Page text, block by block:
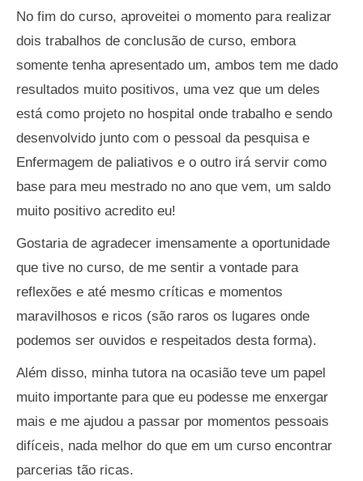
No fim do curso, aproveitei o momento para realizar
dois trabalhos de conclusão de curso, embora
somente tenha apresentado um, ambos tem me dado
resultados muito positivos, uma vez que um deles
está como projeto no hospital onde trabalho e sendo
desenvolvido junto com o pessoal da pesquisa e
Enfermagem de paliativos e o outro irá servir como
base para meu mestrado no ano que vem, um saldo
muito positivo acredito eu!
Gostaria de agradecer imensamente a oportunidade
que tive no curso, de me sentir a vontade para
reflexões e até mesmo críticas e momentos
maravilhosos e ricos (são raros os lugares onde
podemos ser ouvidos e respeitados desta forma).
Além disso, minha tutora na ocasião teve um papel
muito importante para que eu podesse me enxergar
mais e me ajudou a passar por momentos pessoais
difíceis, nada melhor do que em um curso encontrar
parcerias tão ricas.